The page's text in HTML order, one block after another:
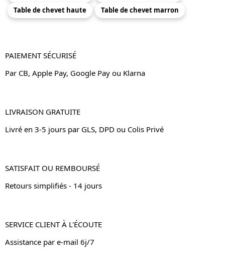
Table de chevet haute
Table de chevet marron
PAIEMENT SÉCURISÉ
Par CB, Apple Pay, Google Pay ou Klarna
LIVRAISON GRATUITE
Livré en 3-5 jours par GLS, DPD ou Colis Privé
SATISFAIT OU REMBOURSÉ
Retours simplifiés - 14 jours
SERVICE CLIENT À L'ÉCOUTE
Assistance par e-mail 6j/7